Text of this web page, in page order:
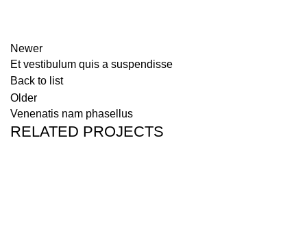
Newer
Et vestibulum quis a suspendisse
Back to list
Older
Venenatis nam phasellus
RELATED PROJECTS